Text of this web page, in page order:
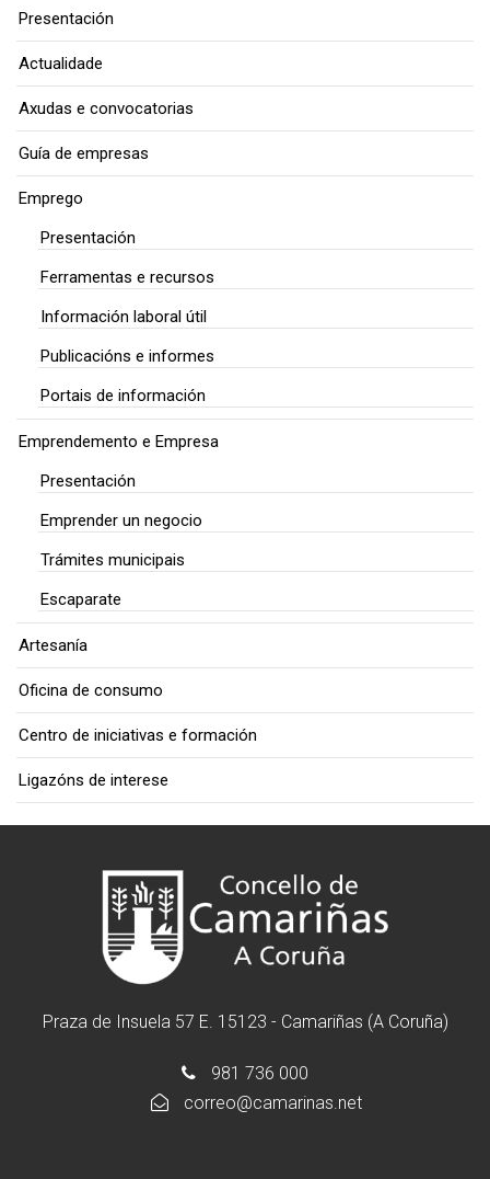
Presentación
Actualidade
Axudas e convocatorias
Guía de empresas
Emprego
Presentación
Ferramentas e recursos
Información laboral útil
Publicacións e informes
Portais de información
Emprendemento e Empresa
Presentación
Emprender un negocio
Trámites municipais
Escaparate
Artesanía
Oficina de consumo
Centro de iniciativas e formación
Ligazóns de interese
Praza de Insuela 57 E. 15123 - Camariñas (A Coruña)
981 736 000
correo@camarinas.net